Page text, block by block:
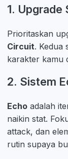
1. Upgrade
Prioritaskan
Circuit. Kedua
karakter kamu
2. Sistem
Echo adalah
naikin stat.
attack, dan
rutin supaya